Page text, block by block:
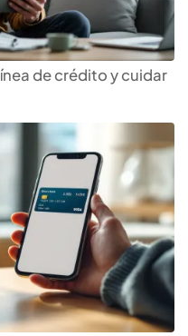
de crédito y cuidar